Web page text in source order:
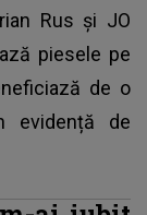
Rus și JO
piesele pe
de o
evidență de